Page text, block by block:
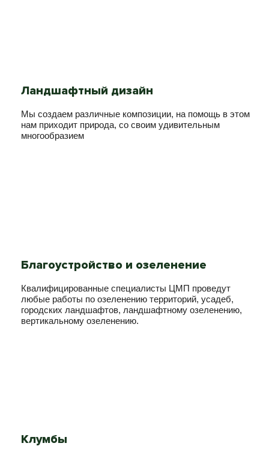
Ландшафтный дизайн
Мы создаем различные композиции, на помощь в этом
нам приходит природа, со своим удивительным
многообразием
Благоустройство и озеленение
Квалифицированные специалисты ЦМП проведут
любые работы по озеленению территорий, усадеб,
городских ландшафтов, ландшафтному озеленению,
вертикальному озеленению.
Клумбы